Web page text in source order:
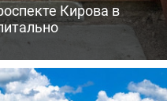
Кирова в